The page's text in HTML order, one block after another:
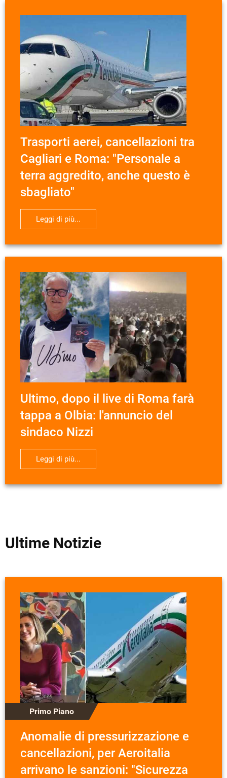
Trasporti aerei, cancellazioni tra
Cagliari e Roma: "Personale a
terra aggredito, anche questo è
sbagliato"
Leggi di più...
Ultimo, dopo il live di Roma farà
tappa a Olbia: l'annuncio del
sindaco Nizzi
Leggi di più...
Ultime Notizie
Primo Piano
Anomalie di pressurizzazione e
cancellazioni, per Aeroitalia
arrivano le sanzioni: "Sicurezza